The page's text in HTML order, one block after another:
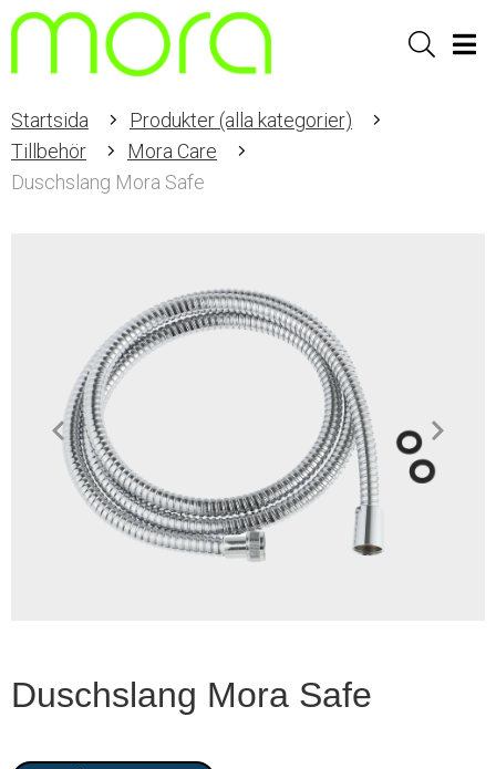
Sök
Startsida
Produkter (alla kategorier)
Tillbehör
Mora Care
Duschslang Mora Safe
Duschslang Mora Safe